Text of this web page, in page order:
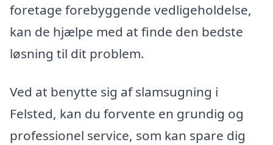
foretage forebyggende vedligeholdelse,
kan de hjælpe med at finde den bedste
løsning til dit problem.
Ved at benytte sig af slamsugning i
Felsted, kan du forvente en grundig og
professionel service, som kan spare dig